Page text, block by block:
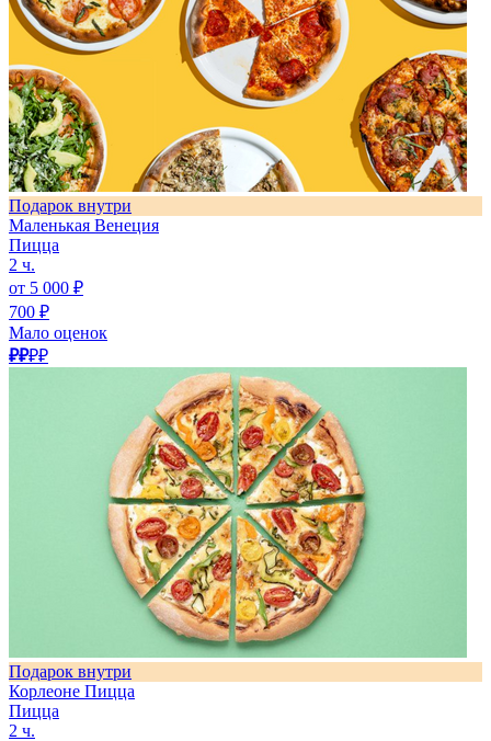
Подарок внутри
Маленькая Венеция
Пицца
2 ч.
от 5 000 ₽
700 ₽
Мало оценок
₽₽₽₽
Подарок внутри
Корлеоне Пицца
Пицца
2 ч.